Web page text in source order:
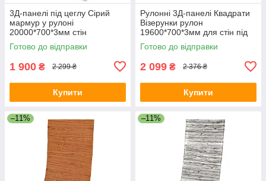
3Д-панелі під цеглу Сірий
мармур у рулоні
20000*700*3мм стін
шпалери-панелі самоклейка
(R061-3-20) SW-00001196
Готово до відправки
1 900 ₴ 2 299 ₴
Купити
Рулонні 3Д-панелі Квадрати
Візерунки рулон
19600*700*3мм для стін під
цеглу самоклейка (R114-3-
20) SW-00000872
Готово до відправки
2 099 ₴ 2 376 ₴
Купити
–11% –11%